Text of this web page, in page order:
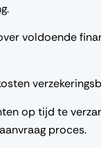
voldoende
op tijd te
proces.